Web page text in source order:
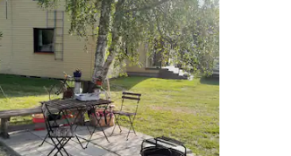
), 후기 7개